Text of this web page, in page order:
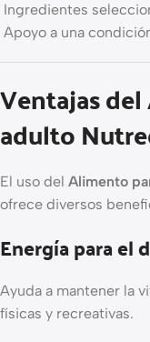
Ingredientes
Apoyo a una
Ventajas
adulto
El uso del Alimento
ofrece diversos
Energía para el
Ayuda a mantener la
físicas y recreativas.